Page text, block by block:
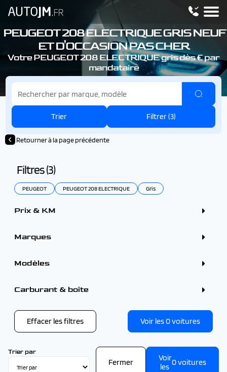
PEUGEOT 208 ELECTRIQUEGRIS NEUF
ET D'OCCASION PAS CHER
Votre PEUGEOT 208 ELECTRIQUEgris dès € par
mandataire
Trier Filtrer (3)
Retourner à la page précédente
Filtres (3)
PEUGEOT PEUGEOT 208 ELECTRIQUE Gris
Prix & KM
Marques
BMW (1)
CITROEN (9)
KIA (1)
OMODA - JAECOO (1)
OPEL (1)
PEUGEOT (25)
RENAULT (30)
TOYOTA (1)
VOLKSWAGEN (1)
VOLVO (1)
Modèles
PEUGEOT
PEUGEOT 2008 (9)
PEUGEOT 3008 (2026) (2)
PEUGEOT 308 (2026) (4)
PEUGEOT 308 SW (2026) (2)
PEUGEOT 5008 (2026) (3)
Carburant & boîte
Effacer les filtres Voir les0voitures
Trier par
Fermer
Voir
les 0voitures